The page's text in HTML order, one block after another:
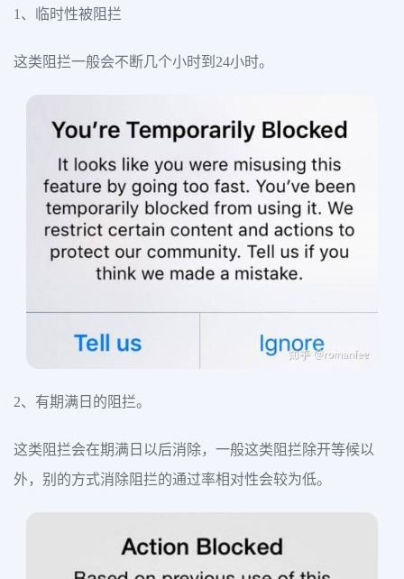
1、临时性被阻拦
这类阻拦一般会不断几个小时到24小时。
2、有期满日的阻拦。
这类阻拦会在期满日以后消除，一般这类阻拦除开等候以
外，别的方式消除阻拦的通过率相对性会较为低。